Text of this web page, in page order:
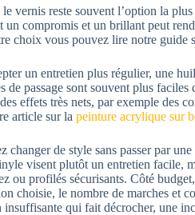
vernis reste souvent l’option la
un compromis et un brillant peut
choix vous pouvez lire notre guide
un entretien plus régulier, une
de passage sont souvent plus
effets très nets, par exemple des
article sur la peinture acrylique sur
changer de style sans passer par
visent plutôt un entretien facile,
ou profilés sécurisants. Côté
choisie, le nombre de marches et
qui fait décrocher, une